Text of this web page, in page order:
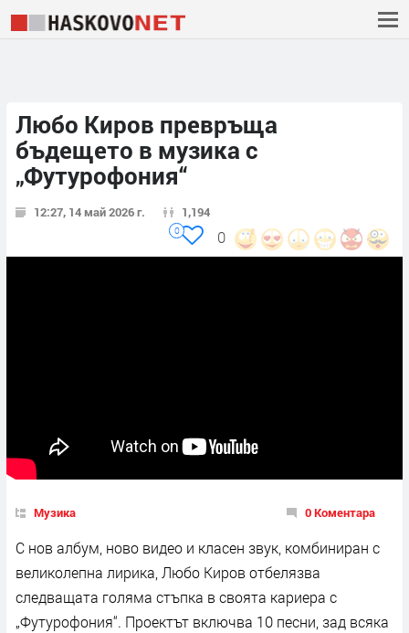
Любо Киров превръща
бъдещето в музика с
„Футурофония“
12:27, 14 май 2026 г. 1,194
0
0
Музика 0 Коментара
C нов албум, ново видео и класен звук, комбиниран с
великолепна лирика, Любо Киров отбелязва
следващата голяма стъпка в своята кариера с
„Футурофония“. Проектът включва 10 песни, зад всяка